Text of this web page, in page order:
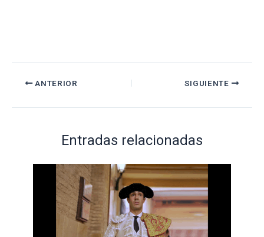
ANTERIOR SIGUIENTE
Entradas relacionadas